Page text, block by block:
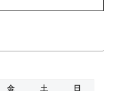
金 土
日